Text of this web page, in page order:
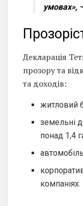
умовах»,
Декларація
прозору та
та доходів:
житловий
земельні
понад 1,4
компаніях.